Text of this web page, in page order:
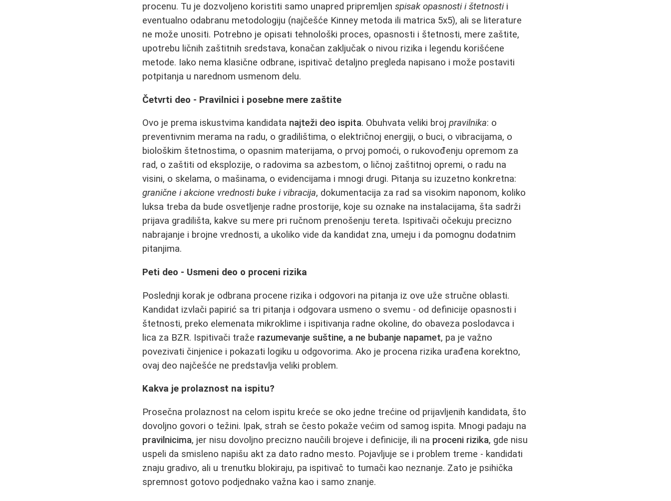
procenu. Tu je dozvoljeno koristiti samo unapred pripremljenspisak opasnosti i štetnostii
eventualno odabranu metodologiju (najčešće Kinney metoda ili matrica 5x5), ali se literature
ne može unositi. Potrebno je opisati tehnološki proces, opasnosti i štetnosti, mere zaštite,
upotrebu ličnih zaštitnih sredstava, konačan zaključak o nivou rizika i legendu korišćene
metode. Iako nema klasične odbrane, ispitivač detaljno pregleda napisano i može postaviti
potpitanja u narednom usmenom delu.
Četvrti deo - Pravilnici i posebne mere zaštite
Ovo je prema iskustvima kandidata najteži deo ispita. Obuhvata veliki brojpravilnika: o
preventivnim merama na radu, o gradilištima, o električnoj energiji, o buci, o vibracijama, o
biološkim štetnostima, o opasnim materijama, o prvoj pomoći, o rukovođenju opremom za
rad, o zaštiti od eksplozije, o radovima sa azbestom, o ličnoj zaštitnoj opremi, o radu na
visini, o skelama, o mašinama, o evidencijama i mnogi drugi. Pitanja su izuzetno konkretna:
granične i akcione vrednosti buke i vibracija, dokumentacija za rad sa visokim naponom, koliko
luksa treba da bude osvetljenje radne prostorije, koje su oznake na instalacijama, šta sadrži
prijava gradilišta, kakve su mere pri ručnom prenošenju tereta. Ispitivači očekuju precizno
nabrajanje i brojne vrednosti, a ukoliko vide da kandidat zna, umeju i da pomognu dodatnim
pitanjima.
Peti deo - Usmeni deo o proceni rizika
Poslednji korak je odbrana procene rizika i odgovori na pitanja iz ove uže stručne oblasti.
Kandidat izvlači papirić sa tri pitanja i odgovara usmeno o svemu - od definicije opasnosti i
štetnosti, preko elemenata mikroklime i ispitivanja radne okoline, do obaveza poslodavca i
lica za BZR. Ispitivači traže razumevanje suštine, a ne bubanje napamet, pa je važno
povezivati činjenice i pokazati logiku u odgovorima. Ako je procena rizika urađena korektno,
ovaj deo najčešće ne predstavlja veliki problem.
Kakva je prolaznost na ispitu?
Prosečna prolaznost na celom ispitu kreće se oko jedne trećine od prijavljenih kandidata, što
dovoljno govori o težini. Ipak, strah se često pokaže većim od samog ispita. Mnogi padaju na
pravilnicima, jer nisu dovoljno precizno naučili brojeve i definicije, ili na proceni rizika, gde nisu
uspeli da smisleno napišu akt za dato radno mesto. Pojavljuje se i problem treme - kandidati
znaju gradivo, ali u trenutku blokiraju, pa ispitivač to tumači kao neznanje. Zato je psihička
spremnost gotovo podjednako važna kao i samo znanje.